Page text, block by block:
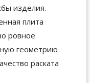
изделия.
плита
ровное
геометрию
раската